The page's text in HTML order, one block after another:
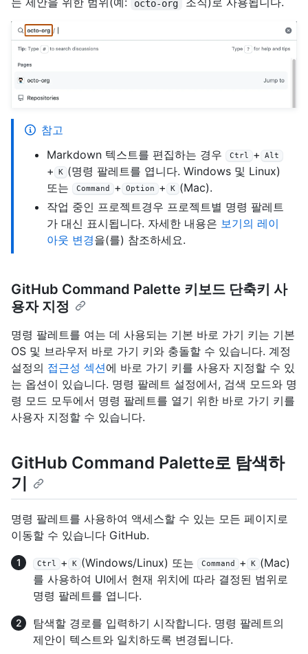
octo-org
참고
Markdown 텍스트를 편집하는 경우
Ctrl + Alt
+ K (명령 팔레트를 엽니다. Windows 및 Linux)
또는
Command + Option + K (Mac).
작업 중인 프로젝트경우 프로젝트별 명령 팔레트
가 대신 표시됩니다. 자세한 내용은 보기의 레이
아웃 변경을(를) 참조하세요.
GitHub Command Palette 키보드 단축키 사
용자 지정
명령 팔레트를 여는 데 사용되는 기본 바로 가기 키는 기본
OS 및 브라우저 바로 가기 키와 충돌할 수 있습니다. 계정
설정의 접근성 섹션에 바로 가기 키를 사용자 지정할 수 있
는 옵션이 있습니다. 명령 팔레트 설정에서, 검색 모드와 명
령 모드 모두에서 명령 팔레트를 열기 위한 바로 가기 키를
사용자 지정할 수 있습니다.
GitHub Command Palette로 탐색하
기
명령 팔레트를 사용하여 액세스할 수 있는 모든 페이지로
이동할 수 있습니다 GitHub.
Ctrl + K (Windows/Linux) 또는 Command + K (Mac)
를 사용하여 UI에서 현재 위치에 따라 결정된 범위로
명령 팔레트를 엽니다.
탐색할 경로를 입력하기 시작합니다. 명령 팔레트의
제안이 텍스트와 일치하도록 변경됩니다.